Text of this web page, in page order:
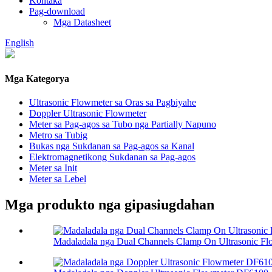
Pag-download
Mga Datasheet
English
Mga Kategorya
Ultrasonic Flowmeter sa Oras sa Pagbiyahe
Doppler Ultrasonic Flowmeter
Meter sa Pag-agos sa Tubo nga Partially Napuno
Metro sa Tubig
Bukas nga Sukdanan sa Pag-agos sa Kanal
Elektromagnetikong Sukdanan sa Pag-agos
Meter sa Init
Meter sa Lebel
Mga produkto nga gipasiugdahan
Madaladala nga Dual Channels Clamp On Ultrasonic